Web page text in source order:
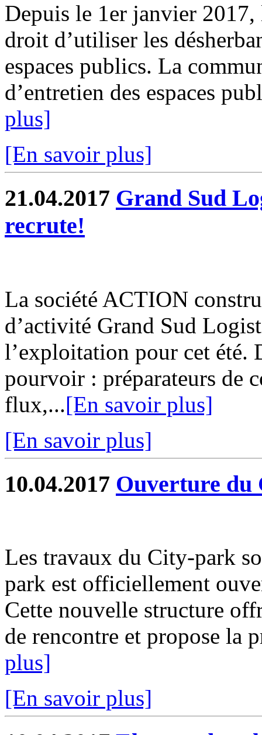
Depuis le 1er janvier
droit d’utiliser les
espaces publics. La
d’entretien des espaces
plus]
[En savoir plus]
21.04.2017 Grand Sud
recrute!
La société ACTION
d’activité Grand Sud
l’exploitation pour cet été.
pourvoir : préparateurs de
flux,...[En savoir plus]
[En savoir plus]
10.04.2017 Ouverture
Les travaux du City-park
park est officiellement
Cette nouvelle structure
de rencontre et propose la
plus]
[En savoir plus]